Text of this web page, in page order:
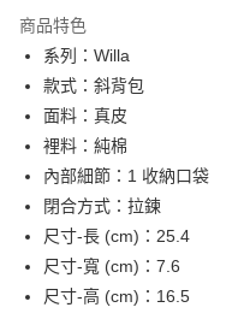
臺灣中小企業銀行
匯豐（台灣）商業銀行
聯邦商業銀行
元大商業銀行
玉山商業銀行
台灣樂天信用卡公司
街口支付
悠遊付
Google Pay
全盈+PAY
大哥付你分期
相關說明
【大哥付你分期使用說明】
1.本服務由台灣大哥大提供，台
2.付款方式選擇「大哥付你分期
AFTEE先享後付
商品特色
系列：Willa
款式：斜背包
面料：真皮
裡料：純棉
內部細節：1 收納口袋
閉合方式：拉鍊
尺寸-長 (cm)：25.4
尺寸-寬 (cm)：7.6
尺寸-高 (cm)：16.5